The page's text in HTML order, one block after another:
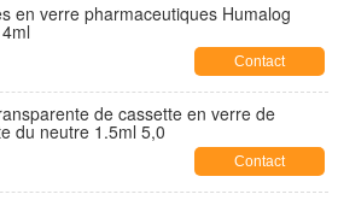
en verre pharmaceutiques Humalog
Contact
de cassette en verre de
du neutre 1.5ml 5,0
Contact